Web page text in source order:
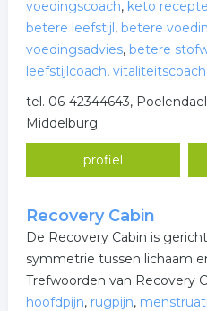
voedingscoach, keto
betere leefstijl, betere
voedingsadvies, betere
leefstijlcoach, vitaliteitscoach
tel. 06-42344643,
Middelburg
profiel
Recovery Cabin
De Recovery Cabin is
symmetrie tussen lichaam
Trefwoorden van Recovery
hoofdpijn, rugpijn,